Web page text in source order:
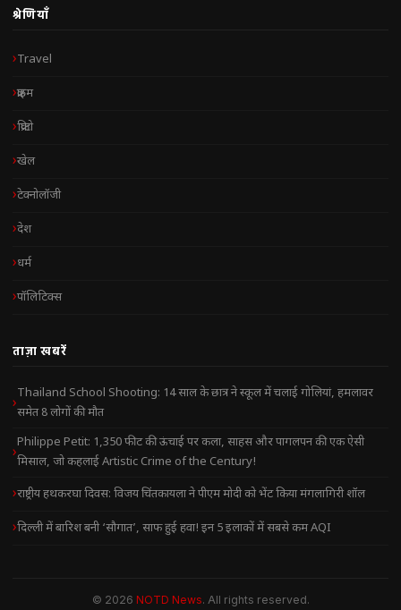
श्रेणियाँ
Travel
क्राइम
क्रिप्टो
खेल
टेक्नोलॉजी
देश
धर्म
पॉलिटिक्स
ताज़ा खबरें
Thailand School Shooting: 14 साल के छात्र ने स्कूल में चलाई गोलियां, हमलावर
समेत 8 लोगों की मौत
Philippe Petit: 1,350 फीट की ऊंचाई पर कला, साहस और पागलपन की एक ऐसी
मिसाल, जो कहलाई Artistic Crime of the Century!
राष्ट्रीय हथकरघा दिवस: विजय चिंतकायला ने पीएम मोदी को भेंट किया मंगलागिरी शॉल
दिल्ली में बारिश बनी ‘सौगात’, साफ हुई हवा! इन 5 इलाकों में सबसे कम AQI
© 2026 NOTD News. All rights reserved.